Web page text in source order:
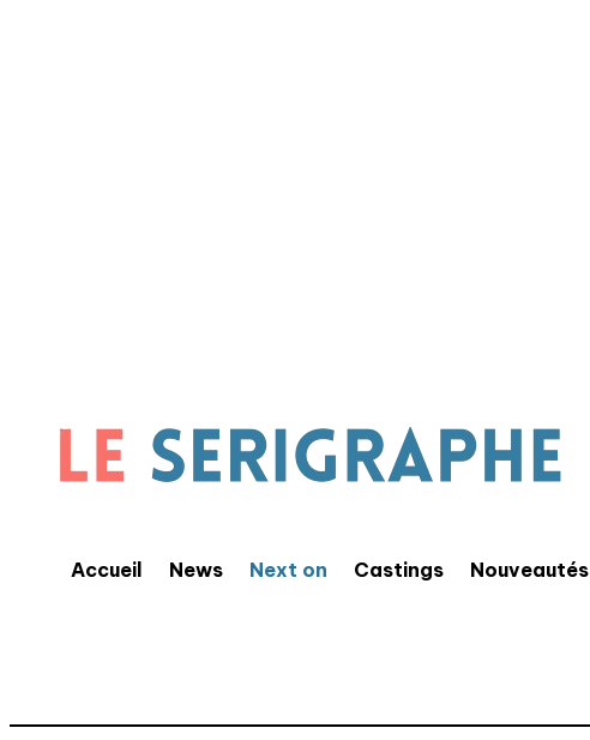
Accueil News Next on Castings Nouveautés